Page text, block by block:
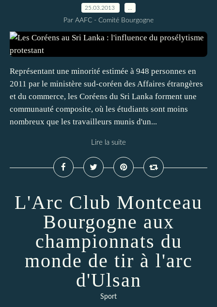
25.03.2013
Par AAFC - Comité Bourgogne
Représentant une minorité estimée à 948 personnes en
2011 par le ministère sud-coréen des Affaires étrangères
et du commerce, les Coréens du Sri Lanka forment une
communauté composite, où les étudiants sont moins
nombreux que les travailleurs munis d'un...
Lire la suite
L'Arc Club Montceau
Bourgogne aux
championnats du
monde de tir à l'arc
d'Ulsan
Sport